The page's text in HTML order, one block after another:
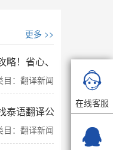
更多 >>
略！省心、省力、省时
目：翻译新闻
泰语翻译公司翻译
目：翻译新闻

在线客服
